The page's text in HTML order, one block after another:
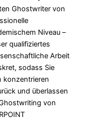
Ghostwriter von
Niveau –
qualifiziertes
Arbeit
sodass Sie
konzentrieren
und überlassen
von